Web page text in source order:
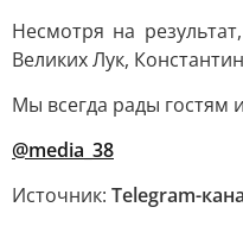
Несмотря на
Великих Лук,
Мы всегда рады гостям
@media_38
Источник: Telegram-